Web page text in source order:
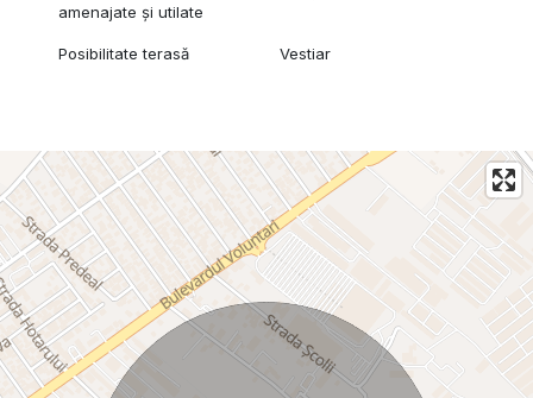
amenajate și utilate
Posibilitate terasă Vestiar